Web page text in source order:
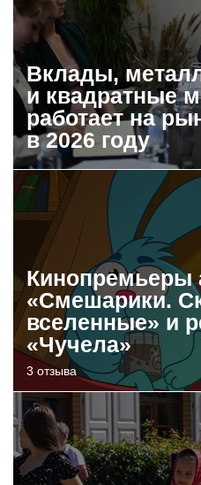
Вклады,
и квадратные
работает на
в 2026 году
Кинопремьеры
«Смешарики.
вселенные» и
«Чучела»
3 отзыва